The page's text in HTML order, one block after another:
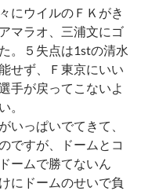
にウイルのＦＫがき
マラオ、三浦文にゴ
。５失点は1stの清水
せず、Ｆ東京にいい
手が戻ってこないよ
。
いっぱいでてきて、
ですが、ドームとコ
ームで勝てないん
にドームのせいで負